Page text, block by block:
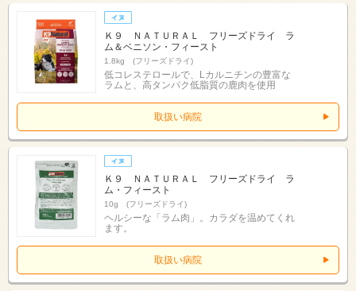
Ｋ９ ＮＡＴＵＲＡＬ フリーズドライ ラ
ム＆ベニソン・フィースト
1.8kg (フリーズドライ)
低コレステロールで、Lカルニチンの豊富な
ラムと、高タンパク低脂質の鹿肉を使用
取扱い病院
Ｋ９ ＮＡＴＵＲＡＬ フリーズドライ ラ
ム・フィースト
10g (フリーズドライ)
ヘルシーな「ラム肉」。カラダを温めてくれ
ます。
取扱い病院